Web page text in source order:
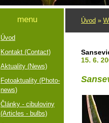
Úvod »
15. 6.
menu
Úvod
Kontakt (Contact)
Aktuality (News)
Fotoaktuality (Photo-
news)
Články - cibuloviny
(Articles - bulbs)